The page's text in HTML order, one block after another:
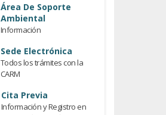
Área De Soporte
Ambiental
Información
Sede Electrónica
Todos los trámites con la
CARM
Cita Previa
Información y Registro en